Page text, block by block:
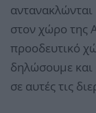
αντανακλώνται
στον χώρο της
προοδευτικό
δηλώσουμε
σε αυτές τις